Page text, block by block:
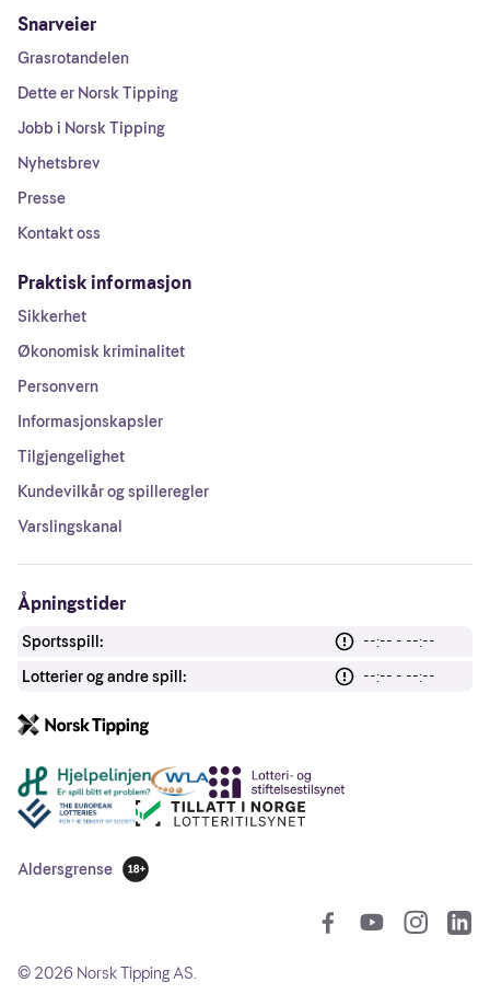
Snarveier
Grasrotandelen
Dette er Norsk Tipping
Jobb i Norsk Tipping
Nyhetsbrev
Presse
Kontakt oss
Praktisk informasjon
Sikkerhet
Økonomisk kriminalitet
Personvern
Informasjonskapsler
Tilgjengelighet
Kundevilkår og spilleregler
Varslingskanal
Åpningstider
Sportsspill:
--:-- - --:--
Lotterier og andre spill:
--:-- - --:--
Andre lenker
Aldersgrense
18 år
© 2026 Norsk Tipping AS.